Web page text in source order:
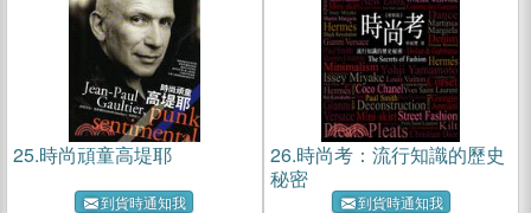
25.時尚頑童高堤耶
到貨時通知我
26.時尚考：流行知識的歷史
秘密
到貨時通知我